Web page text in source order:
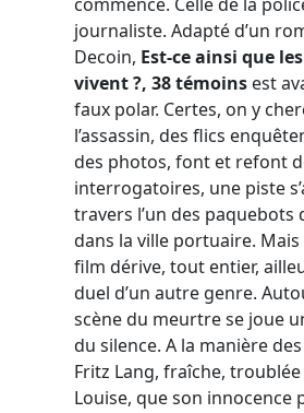
journaliste. Adapté d’un
Decoin, Est-ce ainsi que
vivent ?, 38 témoins est
faux polar. Certes, on y
l’assassin, des flics
des photos, font et refont
interrogatoires, une piste
travers l’un des paquebots
dans la ville portuaire. Mais
film dérive, tout entier,
duel d’un autre genre.
scène du meurtre se joue
du silence. A la manière
Fritz Lang, fraîche,
Louise, que son innocence